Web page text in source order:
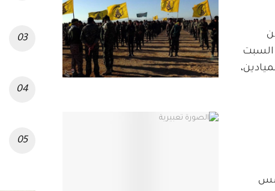
من
أمس السبت